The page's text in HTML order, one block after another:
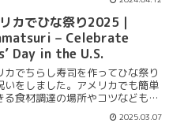
カでひな祭り2025｜
– Celebrate
Day in the U.S.
カでちらし寿司を作ってひな祭り
いをしました。アメリカでも簡単
る食材調達の場所やコツなども紹
2025.03.07